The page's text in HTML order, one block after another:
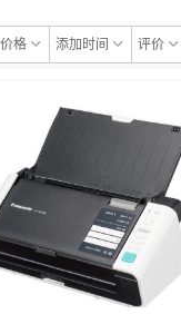
价格 添加时间 评价